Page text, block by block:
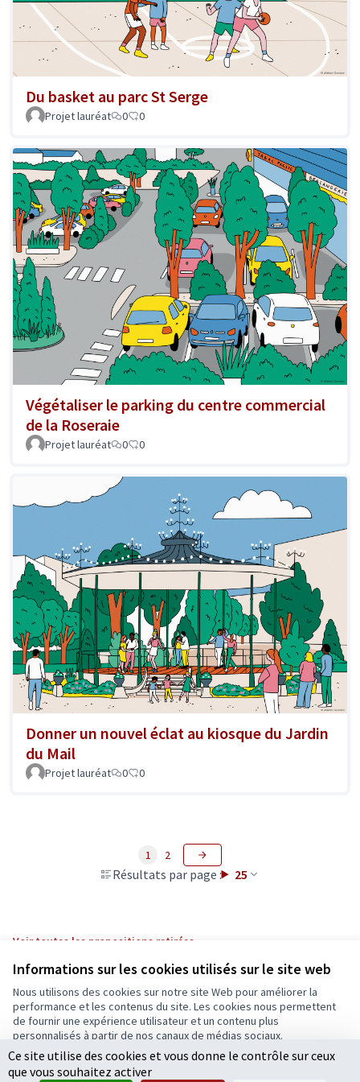
Informations sur les cookies utilisés sur le site web
Nous utilisons des cookies sur notre site Web pour améliorer la
performance et les contenus du site. Les cookies nous permettent
de fournir une expérience utilisateur et un contenu plus
personnalisés à partir de nos canaux de médias sociaux.
Tout accepter
Du basket au parc St Serge
Projet lauréat 0 0
Végétaliser le parking du centre commercial
de la Roseraie
Projet lauréat 0 0
Donner un nouvel éclat au kiosque du Jardin
du Mail
Projet lauréat 0 0
Résultats par page : 25
1 2
Voir toutes les propositions retirées
Conditions d'utilisation
Paramètres des cookies
Ecrivons Angers sur X
(Lien externe)
Ecrivons Angers sur Facebook
(Lien externe)
Ce site utilise des cookies et vous donne le contrôle sur ceux
que vous souhaitez activer